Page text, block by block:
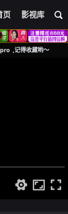
页 影视库
,记得收藏哟～